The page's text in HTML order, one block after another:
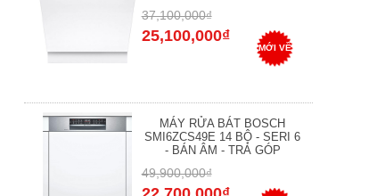
37,100,000₫
25,100,000₫
MỚI VỀ
MÁY RỬA BÁT BOSCH
SMI6ZCS49E 14 BỘ - SERI 6
- BÁN ÂM - TRẢ GÓP
49,900,000₫